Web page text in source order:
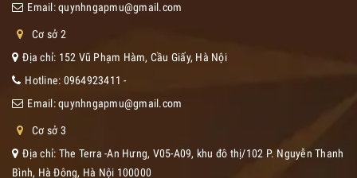
Email:quynhngapmu@gmail.com
Cơ sở 2
Địa chỉ: 152 Vũ Phạm Hàm, Cầu Giấy, Hà Nội
Hotline: 0964923411 -
Email:quynhngapmu@gmail.com
Cơ sở 3
Địa chỉ: The Terra -An Hưng, V05-A09, khu đô thị/102 P. Nguyễn Thanh
Bình, Hà Đông, Hà Nội 100000